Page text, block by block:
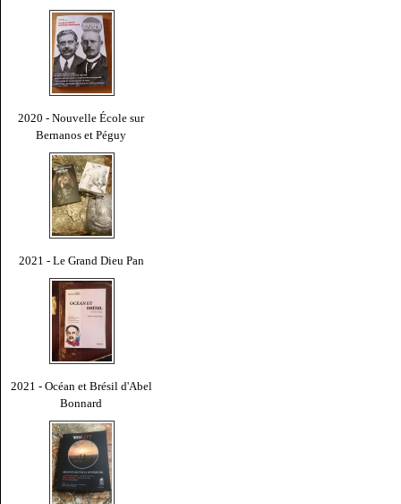
2020 - Nouvelle École sur
Bernanos et Péguy
2021 - Le Grand Dieu Pan
2021 - Océan et Brésil d'Abel
Bonnard